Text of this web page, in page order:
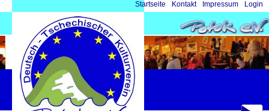
Navigation
überspringen
Login
Impressum
Kontakt
Startseite